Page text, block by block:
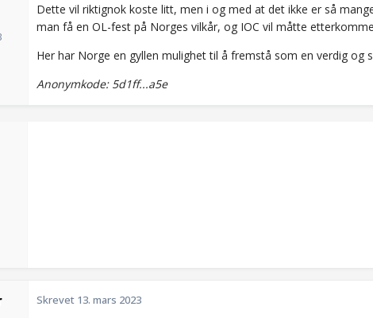
Dette vil riktignok koste litt, men i og med at det ikke er så
man få en OL-fest på Norges vilkår, og IOC vil måtte
Her har Norge en gyllen mulighet til å fremstå som en verdig og
Anonymkode: 5d1ff...a5e
Skrevet 13. mars 2023